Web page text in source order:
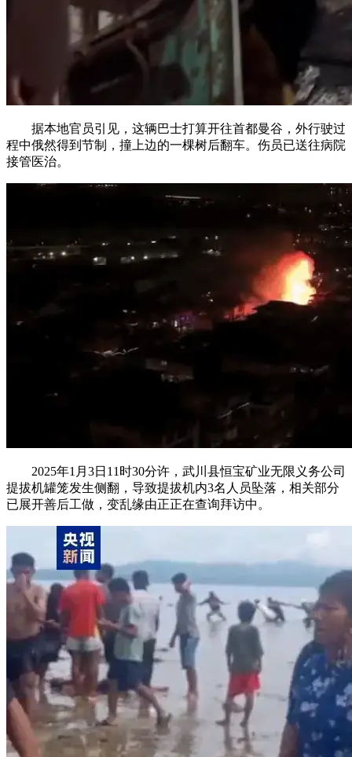
据本地官员引见，这辆巴士打算开往首都曼谷，外行驶过
程中俄然得到节制，撞上边的一棵树后翻车。伤员已送往病院
接管医治。
2025年1月3日11时30分许，武川县恒宝矿业无限义务公司
提拔机罐笼发生侧翻，导致提拔机内3名人员坠落，相关部分
已展开善后工做，变乱缘由正正在查询拜访中。